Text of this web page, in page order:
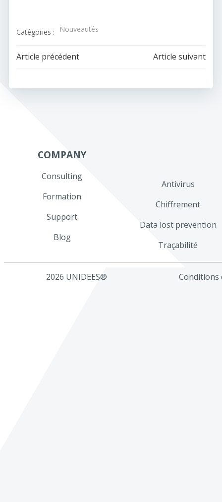
Catégories : Nouveautés
Navigation
de
Article précédent
Navigation
de
Article suivant
COMPANY
Consulting
Formation
Support
Blog
Antivirus
Chiffrement
Data lost prevention
Traçabilité
2026 UNIDEES® Conditions